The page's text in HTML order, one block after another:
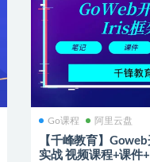
Go课程 阿里云盘
【千峰教育】
实战 视频课程+课